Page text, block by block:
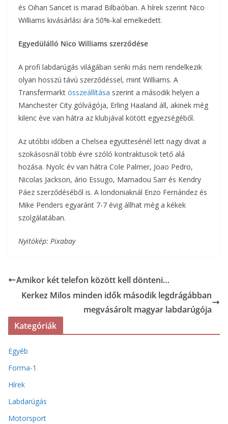
és Oihan Sancet is marad Bilbaóban. A hírek szerint Nico
Williams kivásárlási ára 50%-kal emelkedett.
Egyedülálló Nico Williams szerződése
A profi labdarúgás világában senki más nem rendelkezik
olyan hosszú távú szerződéssel, mint Williams. A
Transfermarkt összeállítása szerint a második helyen a
Manchester City gólvágója, Erling Haaland áll, akinek még
kilenc éve van hátra az klubjával kötött egyezségéből.
Az utóbbi időben a Chelsea együttesénél lett nagy divat a
szokásosnál több évre szóló kontraktusok tető alá
hozása. Nyolc év van hátra Cole Palmer, Joao Pedro,
Nicolas Jackson, ário Essugo, Mamadou Sarr és Kendry
Páez szerződéséből is. A londoniaknál Enzo Fernández és
Mike Penders egyaránt 7-7 évig állhat még a kékek
szolgálatában.
Nyitókép: Pixabay
Amikor két telefon között kell dönteni…
Kerkez Milos minden idők második legdrágábban
megvásárolt magyar labdarúgója
Kategóriák
Egyéb
Forma-1
Hírek
Labdarúgás
Motorsport